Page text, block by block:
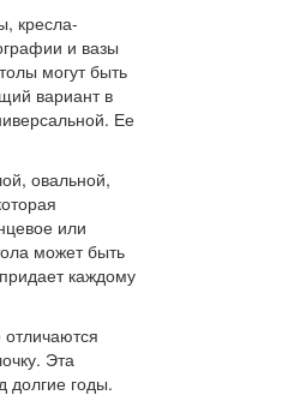
кресла-
и вазы
могут быть
вариант в
Ее
овальной,
или
может быть
каждому
Эта
долгие годы.